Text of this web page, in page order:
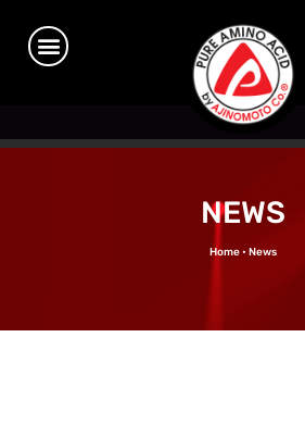
NEWS
Home • News